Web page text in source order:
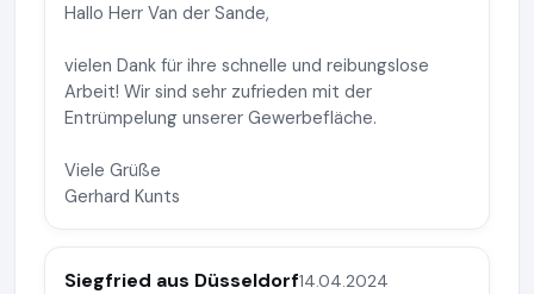
Hallo Herr Van der Sande,
vielen Dank für ihre schnelle und reibungslose
Arbeit! Wir sind sehr zufrieden mit der
Entrümpelung unserer Gewerbefläche.
Viele Grüße
Gerhard Kunts
Siegfried aus Düsseldorf14.04.2024